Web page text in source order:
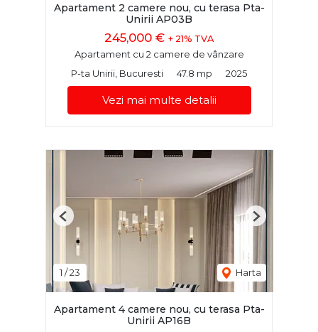
Apartament 2 camere nou, cu terasa Pta-
Unirii AP03B
245,000 € + 21% TVA
Apartament cu 2 camere de vânzare
P-ta Unirii, Bucuresti
47.8 mp 2025
Vezi mai multe detalii
1 /23 Harta
Previous Next
Apartament 4 camere nou, cu terasa Pta-
Unirii AP16B